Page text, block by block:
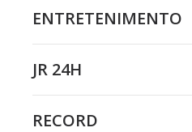
ENTRETENIMENTO
JR 24H
RECORD